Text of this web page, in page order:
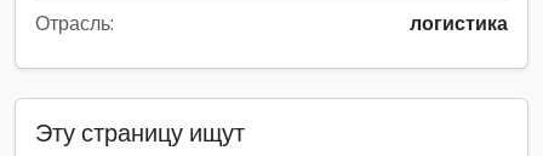
Отрасль:
логистика
Эту страницу ищут